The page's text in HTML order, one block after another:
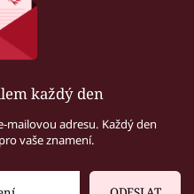
každý den
mailovou adresu. Každý den
vaše znamení.